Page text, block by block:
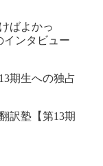
ばよかっ
インタビュー
期生への独占
訳塾【第13期